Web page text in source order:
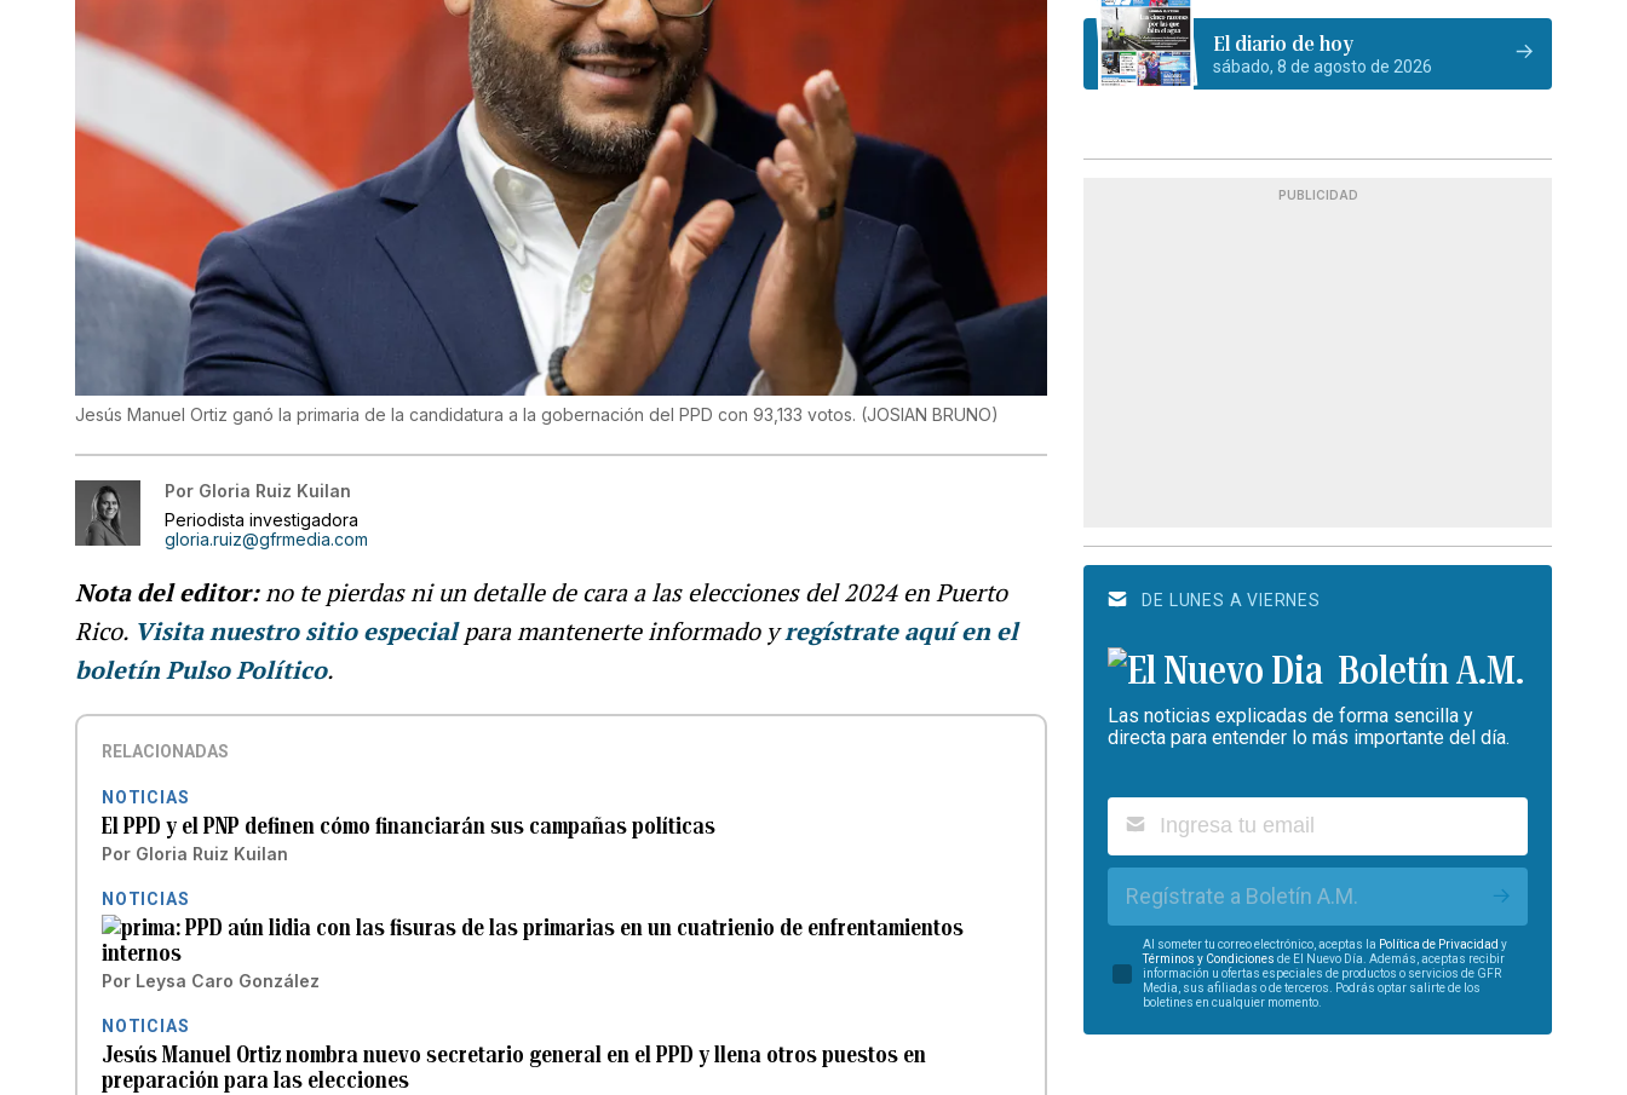
Jesús Manuel Ortiz ganó la primaria de la candidatura a la gobernación del PPD con 93,133 votos. (JOSIAN BRUNO)
Por Gloria Ruiz Kuilan
Periodista investigadora
gloria.ruiz@gfrmedia.com
Nota del editor:no te pierdas ni un detalle de cara a las elecciones del 2024 en Puerto
Rico. Visita nuestro sitio especialpara mantenerte informado yregístrate aquí en el
boletín Pulso Político.
RELACIONADAS
NOTICIAS
El PPD y el PNP definen cómo financiarán sus campañas políticas
Por Gloria Ruiz Kuilan
NOTICIAS
PPD aún lidia con las fisuras de las primarias en un cuatrienio de enfrentamientos
internos
Por Leysa Caro González
NOTICIAS
Jesús Manuel Ortiz nombra nuevo secretario general en el PPD y llena otros puestos en
preparación para las elecciones
El diario de hoy
sábado, 8 de agosto de 2026
PUBLICIDAD
DE LUNES A VIERNES
Boletín A.M.
Las noticias explicadas de forma sencilla y
directa para entender lo más importante del día.
Regístrate a Boletín A.M.
Al someter tu correo electrónico, aceptas la Política de Privacidad y
Términos y Condiciones de El Nuevo Día. Además, aceptas recibir
información u ofertas especiales de productos o servicios de GFR
Media, sus afiliadas o de terceros. Podrás optar salirte de los
boletines en cualquier momento.